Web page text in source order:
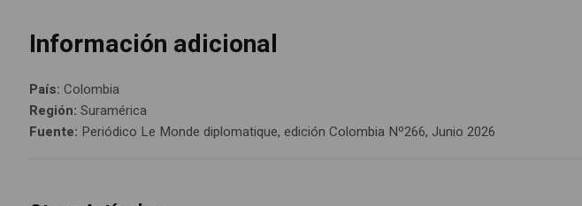
Información adicional
País:Colombia
Región:Suramérica
Fuente: Periódico Le Monde diplomatique, edición Colombia Nº266, Junio 2026